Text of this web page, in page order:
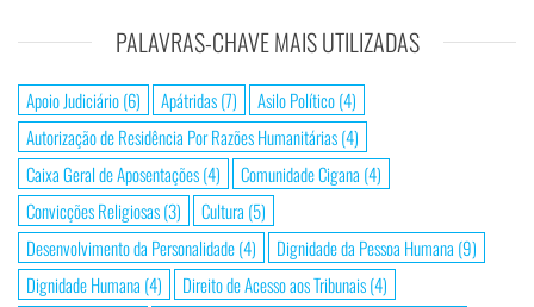
PALAVRAS-CHAVE MAIS UTILIZADAS
Apoio Judiciário(6) Apátridas(7) Asilo Político(4)
Autorização de Residência Por Razões Humanitárias(4)
Caixa Geral de Aposentações(4) Comunidade Cigana (4)
Convicções Religiosas(3) Cultura (5)
Desenvolvimento da Personalidade(4) Dignidade da Pessoa Humana (9)
Dignidade Humana (4) Direito de Acesso aos Tribunais(4)